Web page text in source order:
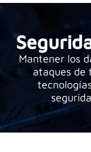
Mantener los
ataques de